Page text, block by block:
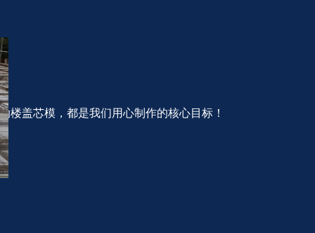
楼盖芯模，都是我们用心制作的核心目标！